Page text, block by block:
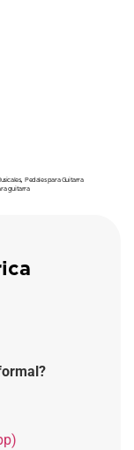
,Pedales para Guitarra
guitarra